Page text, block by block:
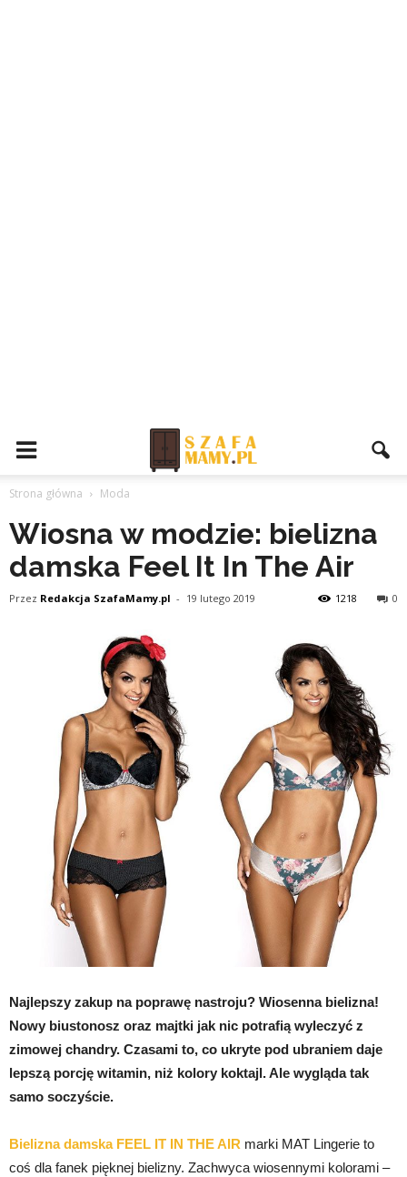
Strona główna Moda
Wiosna w modzie: bielizna
damska Feel It In The Air
Przez Redakcja SzafaMamy.pl - 19 lutego 2019 0
1218
Najlepszy zakup na poprawę nastroju? Wiosenna bielizna!
Nowy biustonosz oraz majtki jak nic potrafią wyleczyć z
zimowej chandry. Czasami to, co ukryte pod ubraniem daje
lepszą porcję witamin, niż kolory koktajl. Ale wygląda tak
samo soczyście.
Bielizna damska FEEL IT IN THE AIR marki MAT Lingerie to
coś dla fanek pięknej bielizny. Zachwyca wiosennymi kolorami –